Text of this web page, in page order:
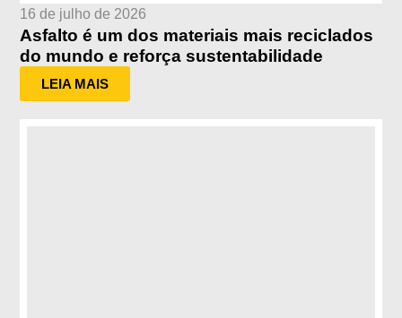
16 de julho de 2026
Asfalto é um dos materiais mais reciclados
do mundo e reforça sustentabilidade
LEIA MAIS